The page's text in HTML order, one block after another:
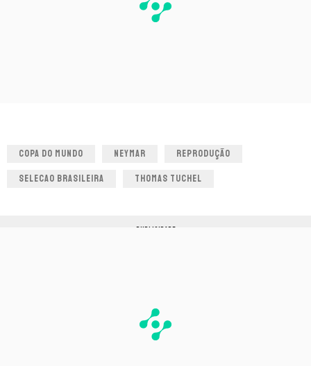
COPA DO MUNDO NEYMAR REPRODUÇÃO
SELECAO BRASILEIRA THOMAS TUCHEL
PUBLICIDADE